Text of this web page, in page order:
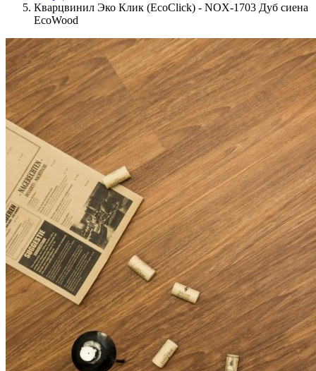
Кварцвинил Эко Клик (EcoClick) - NOX-1703 Дуб сиена
EcoWood